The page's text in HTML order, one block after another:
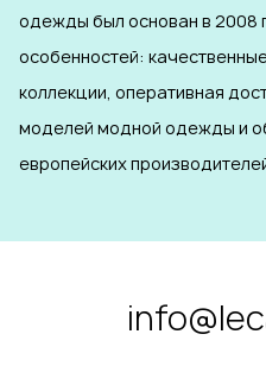
одежды был основан в 2008
особенностей:
коллекции, оперативная
моделей модной одежды и
европейских